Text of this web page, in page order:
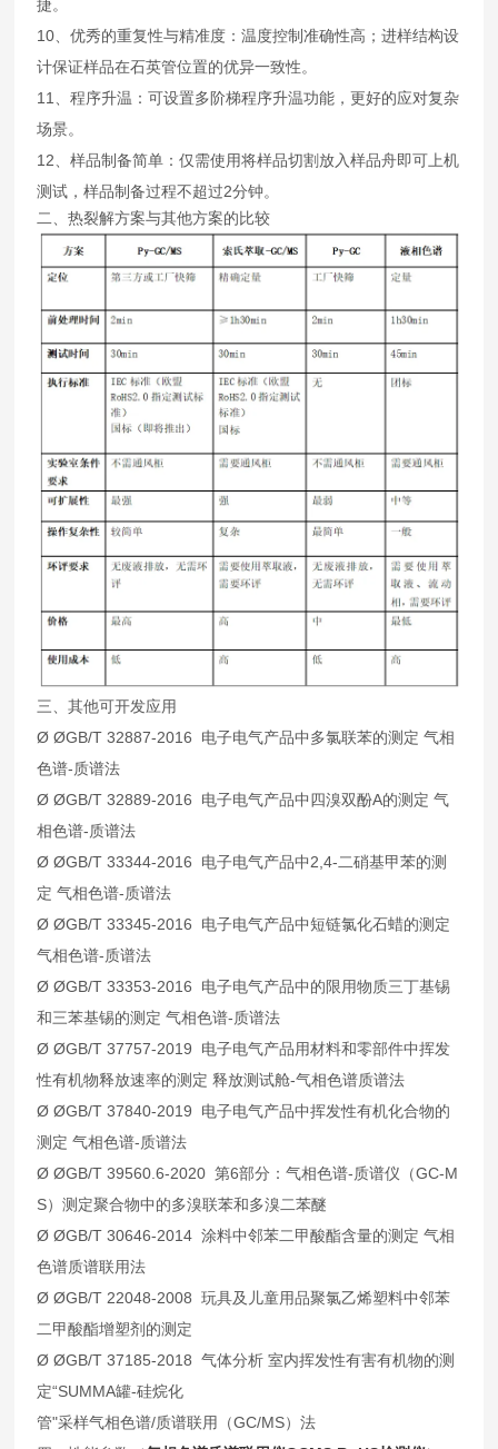
捷。
10、优秀的重复性与精准度：温度控制准确性高；进样结构设
计保证样品在石英管位置的优异一致性。
11、程序升温：可设置多阶梯程序升温功能，更好的应对复杂
场景。
12、样品制备简单：仅需使用将样品切割放入样品舟即可上机
测试，样品制备过程不超过2分钟。
二、热裂解方案与其他方案的比较
三、其他可开发应用
Ø ØGB/T 32887-2016 电子电气产品中多氯联苯的测定 气相
色谱-质谱法
Ø ØGB/T 32889-2016 电子电气产品中四溴双酚A的测定 气
相色谱-质谱法
Ø ØGB/T 33344-2016 电子电气产品中2,4-二硝基甲苯的测
定 气相色谱-质谱法
Ø ØGB/T 33345-2016 电子电气产品中短链氯化石蜡的测定
气相色谱-质谱法
Ø ØGB/T 33353-2016 电子电气产品中的限用物质三丁基锡
和三苯基锡的测定 气相色谱-质谱法
Ø ØGB/T 37757-2019 电子电气产品用材料和零部件中挥发
性有机物释放速率的测定 释放测试舱-气相色谱质谱法
Ø ØGB/T 37840-2019 电子电气产品中挥发性有机化合物的
测定 气相色谱-质谱法
Ø ØGB/T 39560.6-2020 第6部分：气相色谱-质谱仪（GC-M
S）测定聚合物中的多溴联苯和多溴二苯醚
Ø ØGB/T 30646-2014 涂料中邻苯二甲酸酯含量的测定 气相
色谱质谱联用法
Ø ØGB/T 22048-2008 玩具及儿童用品聚氯乙烯塑料中邻苯
二甲酸酯增塑剂的测定
Ø ØGB/T 37185-2018 气体分析 室内挥发性有害有机物的测
定“SUMMA罐-硅烷化
管"采样气相色谱/质谱联用（GC/MS）法